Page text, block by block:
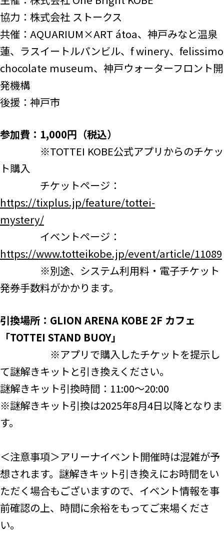
協力：株式会社 ストークス
共催：AQUARIUM×ART átoa、神戸みなと温泉
蓮、ラスイートルパンビル、f winery、felissimo
chocolate museum、神戸ウォーターフロント開
発機構
後援：神戸市
参加費：1,000円（税込）
※TOTTEI KOBE公式アプリからのチケッ
ト購入
チケットページ：
https://tixplus.jp/feature/tottei-
mystery/
イベントページ：
https://www.totteikobe.jp/event/article/11089
※別途、システム利用料・電子チケット
発券手数料がかかります。
引換場所：GLION ARENA KOBE 2F カフェ
「TOTTEI STAND BUOY」
※アプリで購入したチケットを提示し
て謎解きキットと引き換えください。
謎解きキット引換時間：11:00～20:00
※謎解きキット引換は2025年8月4日以降となりま
す。
＜注意事項＞アリーナイベント開催時は混雑が予
想されます。謎解きキット引き換えにお時間をい
ただく場合もございますので、イベント情報を事
前確認の上、時間に余裕をもってご来場くださ
い。